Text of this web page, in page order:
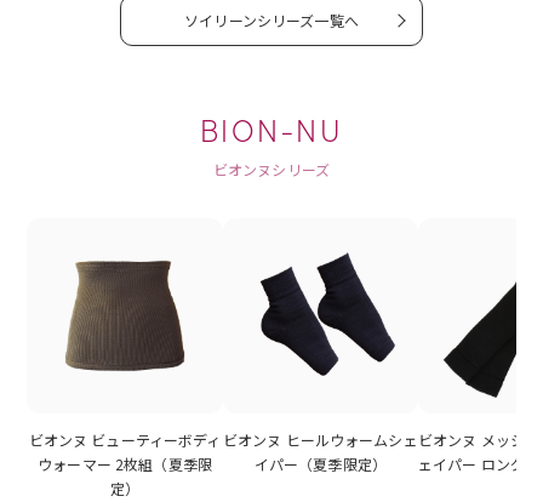
ソイリーンシリーズ一覧へ
BION-NU
ビオンヌシリーズ
ビオンヌ ビューティーボディ
ウォーマー 2枚組（夏季限
定）
ビオンヌ ヒールウォームシェ
イパー（夏季限定）
ビオンヌ メッシ
ェイパー ロング